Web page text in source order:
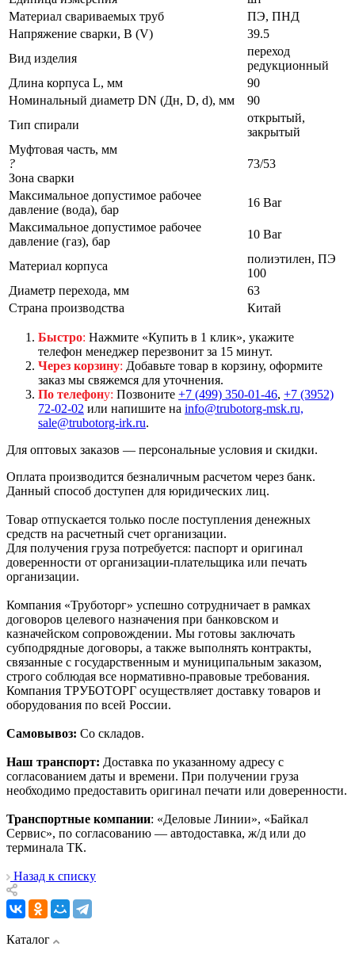
Материал свариваемых труб
ПЭ, ПНД
Напряжение сварки, В (V)
39.5
Вид изделия
переход
редукционный
Длина корпуса L, мм
90
Номинальный диаметр DN (Дн, D, d), мм
90
Тип спирали
открытый,
закрытый
Муфтовая часть, мм
?
Зона сварки
73/53
Максимальное допустимое рабочее
давление (вода), бар
16 Bar
Максимальное допустимое рабочее
давление (газ), бар
10 Bar
Материал корпуса
полиэтилен, ПЭ
100
Диаметр перехода, мм
63
Страна производства
Китай
Быстро: Нажмите «Купить в 1 клик», укажите
телефон менеджер перезвонит за 15 минут.
Через корзину: Добавьте товар в корзину, оформите
заказ мы свяжемся для уточнения.
По телефону: Позвоните +7 (499) 350-01-46, +7 (3952)
72-02-02 или напишите на info@trubotorg-msk.ru,
sale@trubotorg-irk.ru.
Для оптовых заказов — персональные условия и скидки.
Оплата производится безналичным расчетом через банк.
Данный способ доступен для юридических лиц.
Товар отпускается только после поступления денежных
средств на расчетный счет организации.
Для получения груза потребуется: паспорт и оригинал
доверенности от организации-плательщика или печать
организации.
Компания «Труботорг» успешно сотрудничает в рамках
договоров целевого назначения при банковском и
казначейском сопровождении. Мы готовы заключать
субподрядные договоры, а также выполнять контракты,
связанные с государственным и муниципальным заказом,
строго соблюдая все нормативно-правовые требования.
Компания ТРУБОТОРГ осуществляет доставку товаров и
оборудования по всей России.
Самовывоз: Со складов.
Наш транспорт: Доставка по указанному адресу с
согласованием даты и времени. При получении груза
необходимо предоставить оригинал печати или доверенности.
Транспортные компании: «Деловые Линии», «Байкал
Сервис», по согласованию — автодоставка, ж/д или до
терминала ТК.
Назад к списку
Каталог